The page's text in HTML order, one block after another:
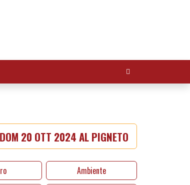
Cerca:
20 OTT 2024 AL PIGNETO
Ambiente